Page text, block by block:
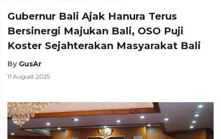
Gubernur Bali Ajak Hanura Terus
Bersinergi Majukan Bali, OSO Puji
Koster Sejahterakan Masyarakat Bali
By GusAr
11 August 2025